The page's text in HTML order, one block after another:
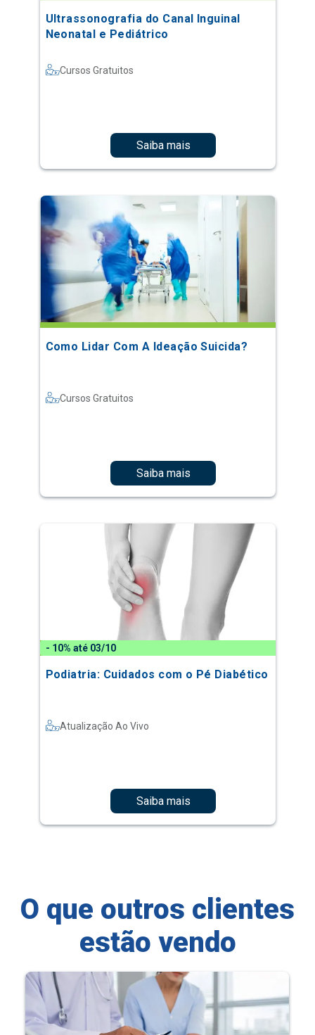
Ultrassonografia do Canal Inguinal
Neonatal e Pediátrico
Cursos Gratuitos
Saiba mais
Como Lidar Com A Ideação Suicida?
Cursos Gratuitos
Saiba mais
- 10% até 03/10
Podiatria: Cuidados com o Pé Diabético
Atualização Ao Vivo
Saiba mais
O que outros clientes
estão vendo